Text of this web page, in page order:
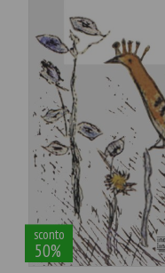
sconto
50%